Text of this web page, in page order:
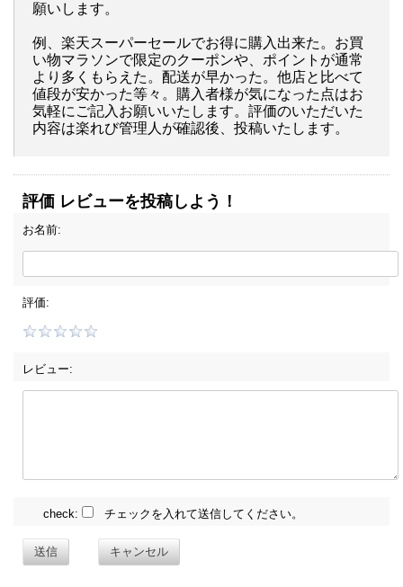
願いします。
例、楽天スーパーセールでお得に購入出来た。お買
い物マラソンで限定のクーポンや、ポイントが通常
より多くもらえた。配送が早かった。他店と比べて
値段が安かった等々。購入者様が気になった点はお
気軽にご記入お願いいたします。評価のいただいた
内容は楽れび管理人が確認後、投稿いたします。
評価 レビューを投稿しよう！
お名前:
評価:
レビュー:
check: チェックを入れて送信してください。
送信 キャンセル